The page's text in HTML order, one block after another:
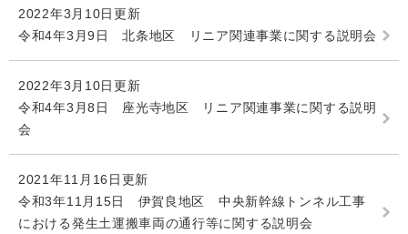
2022年3月10日更新
令和4年3月9日 北条地区 リニア関連事業に関する説明会
2022年3月10日更新
令和4年3月8日 座光寺地区 リニア関連事業に関する説明
会
2021年11月16日更新
令和3年11月15日 伊賀良地区 中央新幹線トンネル工事
における発生土運搬車両の通行等に関する説明会